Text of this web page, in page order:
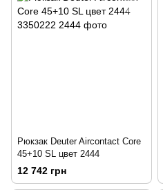
Рюкзак Deuter Aircontact Core
45+10 SL цвет 2444
12 742 грн